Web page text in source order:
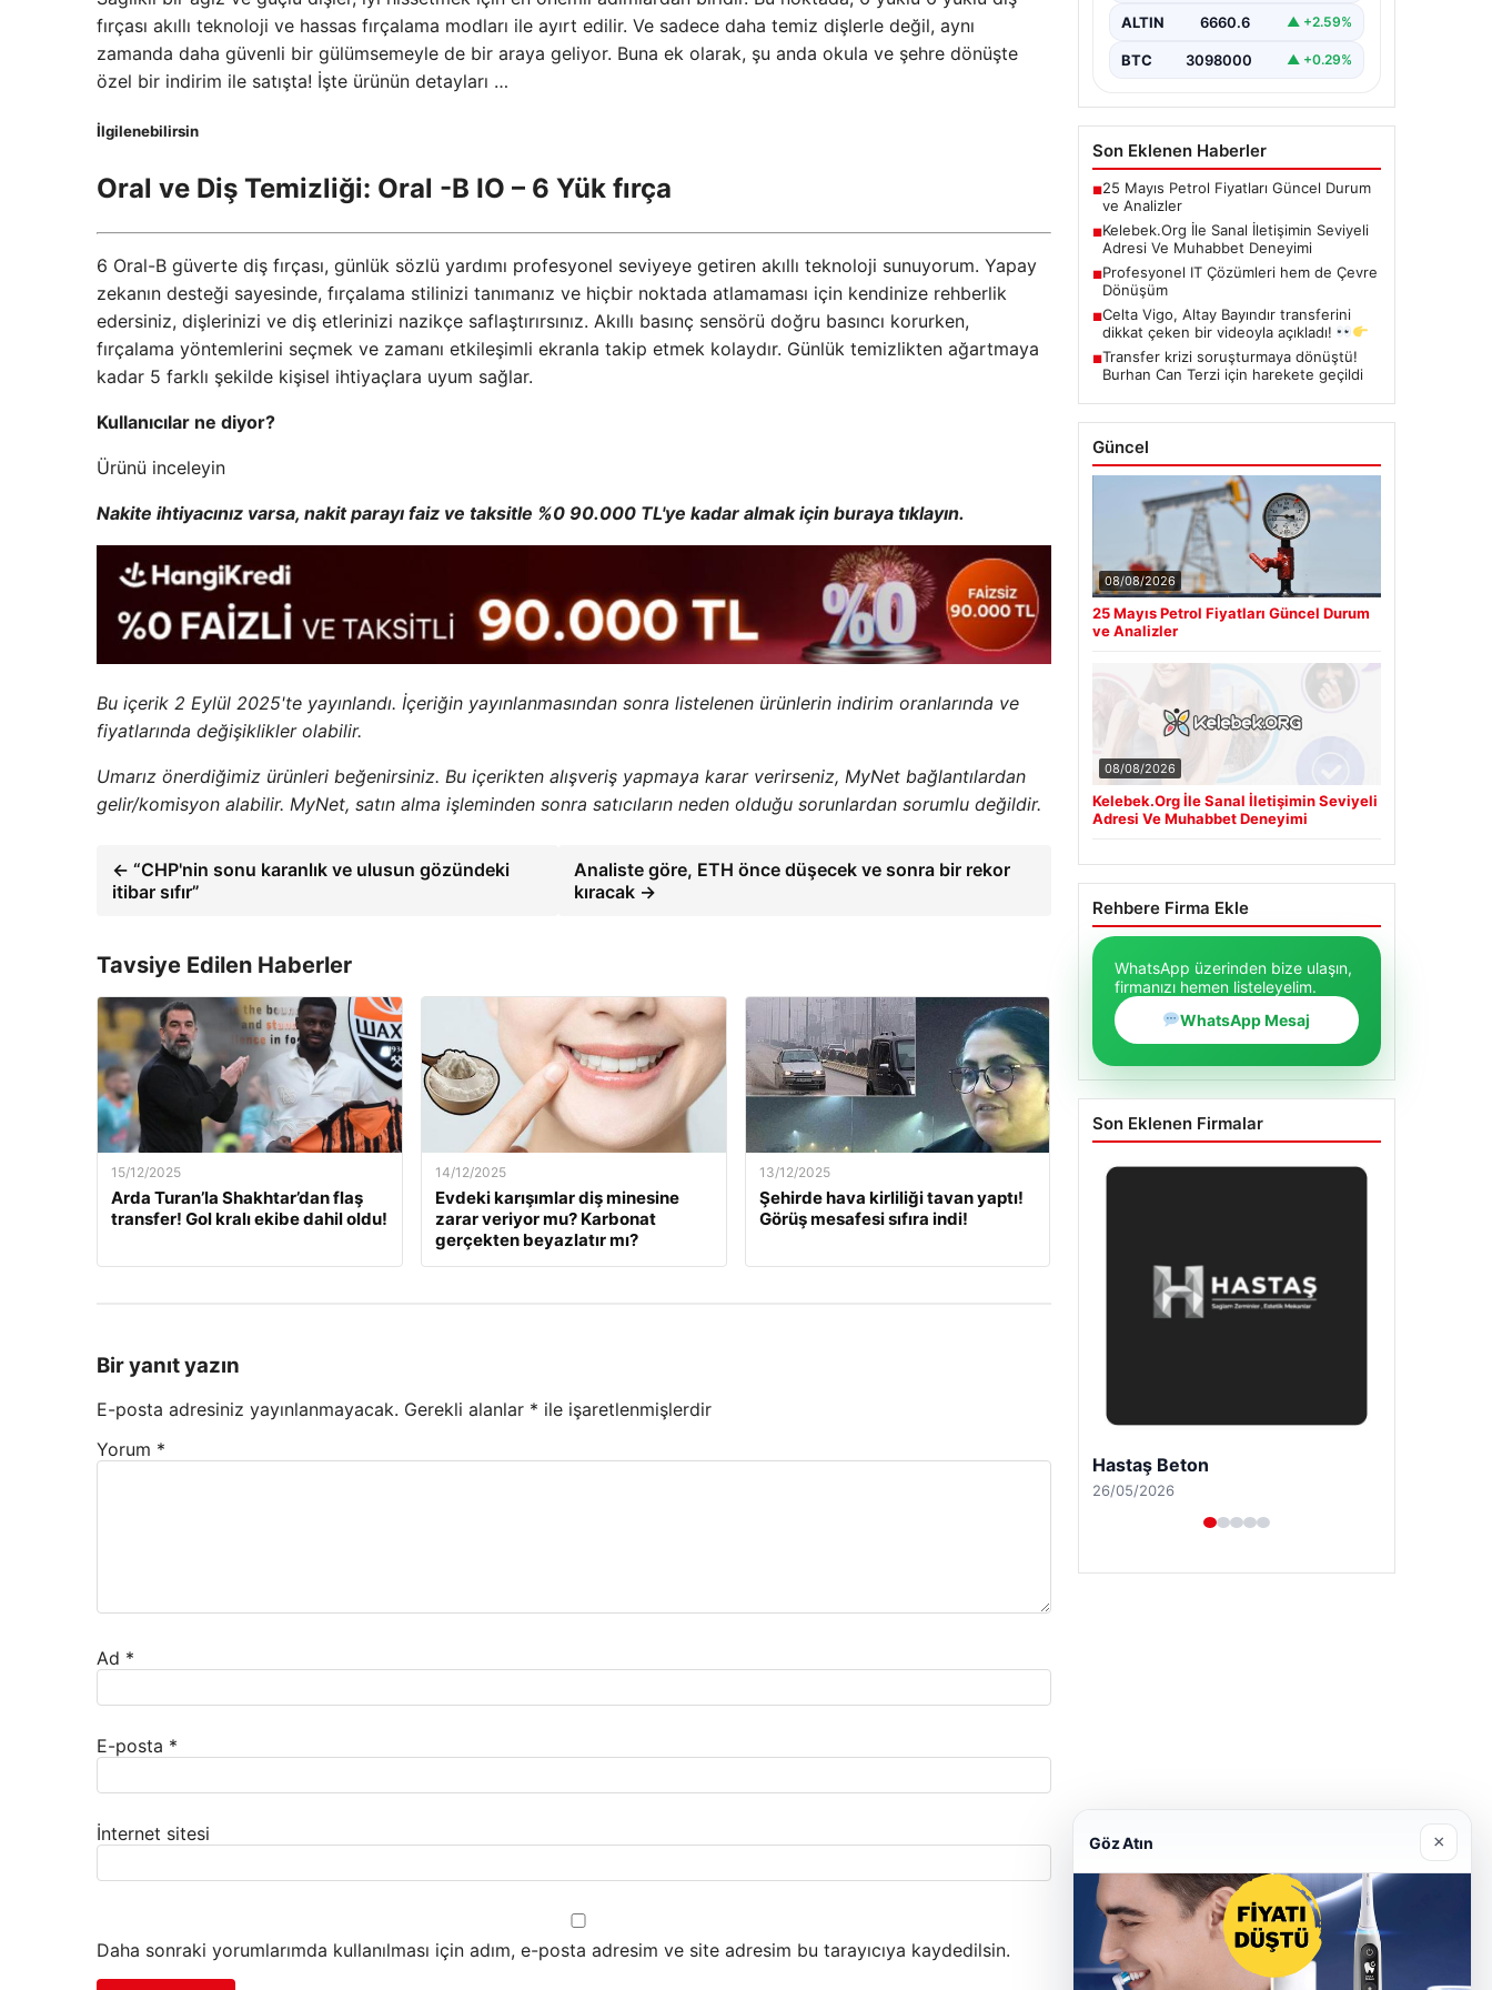
fırçası akıllı teknoloji ve hassas fırçalama modları ile ayırt edilir. Ve sadece daha temiz dişlerle değil, aynı
zamanda daha güvenli bir gülümsemeyle de bir araya geliyor. Buna ek olarak, şu anda okula ve şehre dönüşte
özel bir indirim ile satışta! İşte ürünün detayları …
İlgilenebilirsin
Oral ve Diş Temizliği: Oral -B IO – 6 Yük fırça
6 Oral-B güverte diş fırçası, günlük sözlü yardımı profesyonel seviyeye getiren akıllı teknoloji sunuyorum. Yapay
zekanın desteği sayesinde, fırçalama stilinizi tanımanız ve hiçbir noktada atlamaması için kendinize rehberlik
edersiniz, dişlerinizi ve diş etlerinizi nazikçe saflaştırırsınız. Akıllı basınç sensörü doğru basıncı korurken,
fırçalama yöntemlerini seçmek ve zamanı etkileşimli ekranla takip etmek kolaydır. Günlük temizlikten ağartmaya
kadar 5 farklı şekilde kişisel ihtiyaçlara uyum sağlar.
Kullanıcılar ne diyor?
Ürünü inceleyin
Nakite ihtiyacınız varsa, nakit parayı faiz ve taksitle %0 90.000 TL'ye kadar almak için buraya tıklayın.
Bu içerik 2 Eylül 2025'te yayınlandı. İçeriğin yayınlanmasından sonra listelenen ürünlerin indirim oranlarında ve
fiyatlarında değişiklikler olabilir.
Umarız önerdiğimiz ürünleri beğenirsiniz. Bu içerikten alışveriş yapmaya karar verirseniz, MyNet bağlantılardan
gelir/komisyon alabilir. MyNet, satın alma işleminden sonra satıcıların neden olduğu sorunlardan sorumlu değildir.
← “CHP'nin sonu karanlık ve ulusun gözündeki
itibar sıfır”
Analiste göre, ETH önce düşecek ve sonra bir rekor
kıracak →
Tavsiye Edilen Haberler
15/12/2025
Arda Turan’la Shakhtar’dan flaş
transfer! Gol kralı ekibe dahil oldu!
14/12/2025
Evdeki karışımlar diş minesine
zarar veriyor mu? Karbonat
gerçekten beyazlatır mı?
13/12/2025
Şehirde hava kirliliği tavan yaptı!
Görüş mesafesi sıfıra indi!
Bir yanıt yazın
E-posta adresiniz yayınlanmayacak. Gerekli alanlar * ile işaretlenmişlerdir
Yorum *
Ad *
E-posta *
İnternet sitesi
Daha sonraki yorumlarımda kullanılması için adım, e-posta adresim ve site adresim bu tarayıcıya kaydedilsin.
Halen çeşitli…
ALTIN 6660.6 ▲ +2.59%
BTC 3098000 ▲ +0.29%
Son Eklenen Haberler
■25 Mayıs Petrol Fiyatları Güncel Durum
ve Analizler
■Kelebek.Org İle Sanal İletişimin Seviyeli
Adresi Ve Muhabbet Deneyimi
■Profesyonel IT Çözümleri hem de Çevre
Dönüşüm
■Celta Vigo, Altay Bayındır transferini
dikkat çeken bir videoyla açıkladı!
■Transfer krizi soruşturmaya dönüştü!
Burhan Can Terzi için harekete geçildi
Güncel
08/08/2026
25 Mayıs Petrol Fiyatları Güncel Durum
ve Analizler
08/08/2026
Kelebek.Org İle Sanal İletişimin Seviyeli
Adresi Ve Muhabbet Deneyimi
Rehbere Firma Ekle
WhatsApp üzerinden bize ulaşın,
firmanızı hemen listeleyelim.
WhatsApp Mesaj
Son Eklenen Firmalar
Enes Kaplan Avukatlık Bürosu
28/04/2026
Göz Atın ×